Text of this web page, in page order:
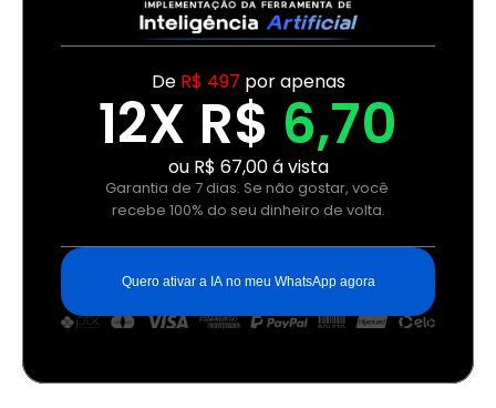
De R$ 497 por apenas
12X R$ 6,70
ou R$ 67,00 á vista
Garantia de 7 dias. Se não gostar, você
recebe 100% do seu dinheiro de volta.
Quero ativar a IA no meu WhatsApp agora